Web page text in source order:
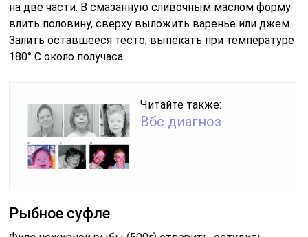
на две части. В смазанную сливочным маслом форму
влить половину, сверху выложить варенье или джем.
Залить оставшееся тесто, выпекать при температуре
180° C около получаса.
Читайте также:
Вбс диагноз
Рыбное суфле